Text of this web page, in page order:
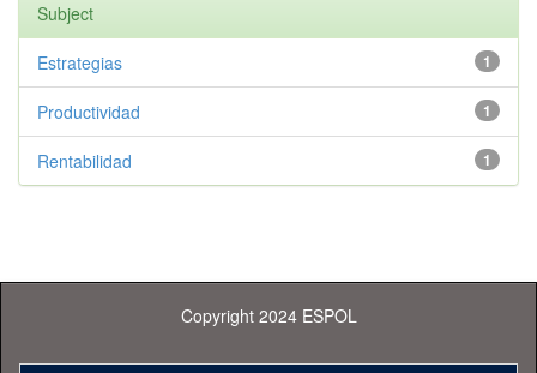
Subject
1
Estrategias
1
Productividad
1
Rentabilidad
Copyright 2024 ESPOL